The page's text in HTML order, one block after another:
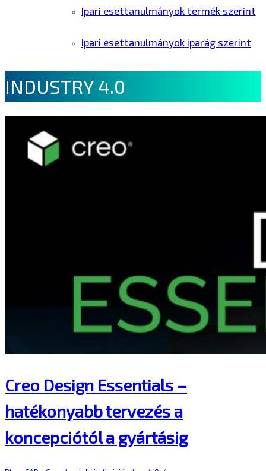
Ipari esettanulmányok termék szerint
Ipari esettanulmányok iparág szerint
INDUSTRY 4.0
Creo Design Essentials –
hatékonyabb tervezés a
koncepciótól a gyártásig